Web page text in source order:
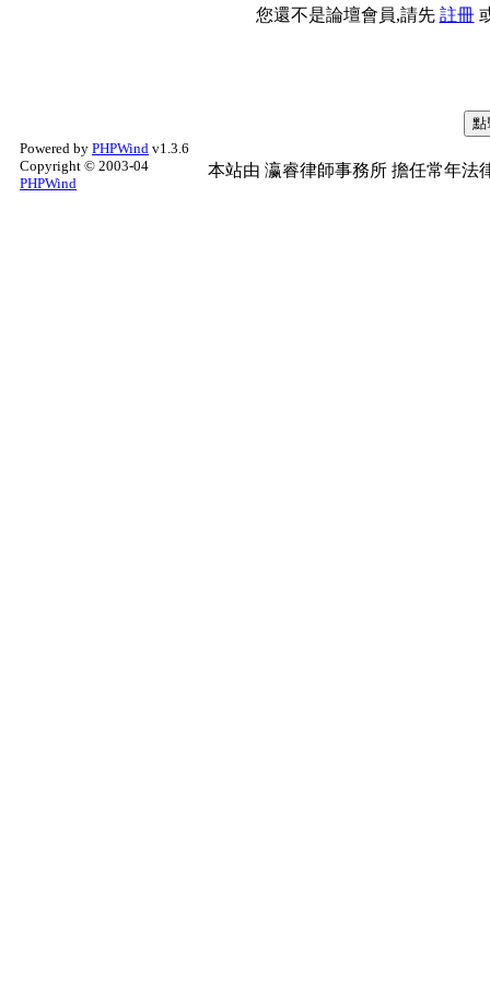
您還不是論壇會員,請先 註冊
Powered by PHPWind v1.3.6
Copyright © 2003-04
PHPWind
本站由 瀛睿律師事務所 擔任常年法